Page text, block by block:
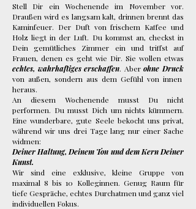
Stell Dir ein Wochenende im November vor.
Draußen wird es langsam kalt, drinnen brennt das
Kaminfeuer. Der Duft von frischem Kaffee und
Holz liegt in der Luft. Du kommst an, checkst in
Dein gemütliches Zimmer ein und triffst auf
Frauen, denen es geht wie Dir. Sie wollen etwas
echtes, wahrhaftiges erschaffen. Aberohne Druck
von außen, sondern aus dem Gefühl von innen
heraus.
An diesem Wochenende musst Du nicht
performen. Du musst Dich um nichts kümmern.
Eine wunderbare, gute Seele bekocht uns privat,
während wir uns drei Tage lang nur einer Sache
widmen:
Deiner Haltung, Deinem Ton und dem Kern Deiner
Kunst.
Wir sind eine exklusive, kleine Gruppe von
maximal 8 bis 10 Kolleginnen. Genug Raum für
tiefe Gespräche, echtes Durchatmen und ganz viel
individuellen Fokus.